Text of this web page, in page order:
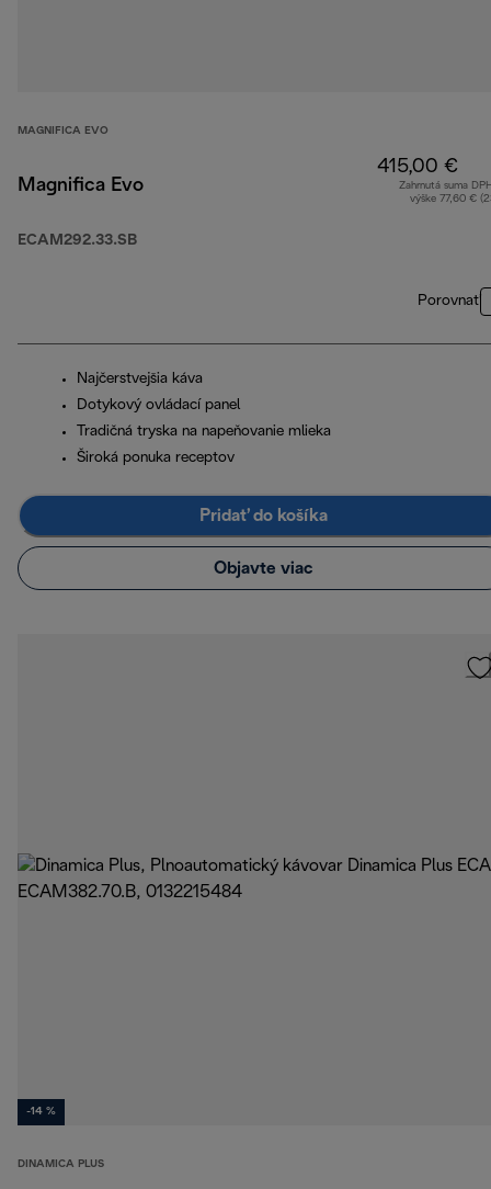
MAGNIFICA EVO
Magnifica Evo
ECAM292.33.SB
415,00 €
Zahrnutá suma
výške 77,60 €
Porovnať
Najčerstvejšia káva
Dotykový ovládací panel
Tradičná tryska na napeňovanie mlieka
Široká ponuka receptov
Pridať do košíka
Objavte viac
-14 %
DINAMICA PLUS